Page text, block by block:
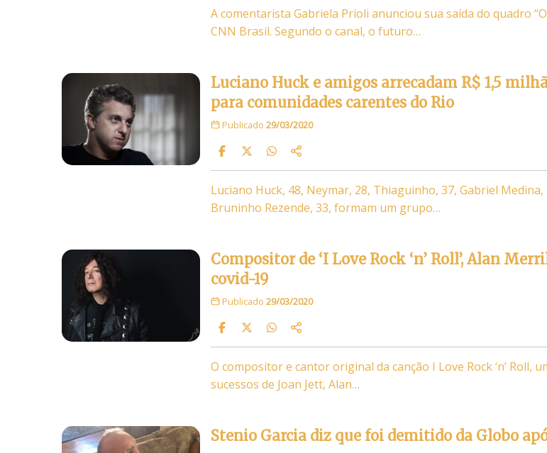
A comentarista Gabriela Prioli anunciou sua saída do quadro
CNN Brasil. Segundo o canal, o futuro…
Luciano Huck e amigos arrecadam R$ 1,5
para comunidades carentes do Rio
Publicado 29/03/2020
Luciano Huck, 48, Neymar, 28, Thiaguinho, 37, Gabriel Medina,
Bruninho Rezende, 33, formam um grupo…
Compositor de ‘I Love Rock ‘n’ Roll’, Alan
covid-19
Publicado 29/03/2020
O compositor e cantor original da canção I Love Rock ‘n’ Roll,
sucessos de Joan Jett, Alan…
Stenio Garcia diz que foi demitido da Globo